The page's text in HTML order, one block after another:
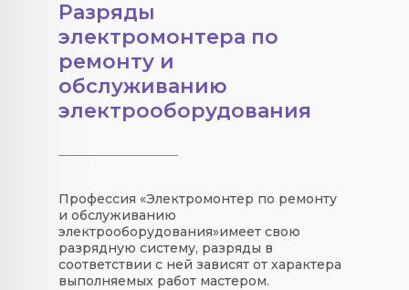
Разряды
электромонтера по
ремонту и
обслуживанию
электрооборудования
Профессия «Электромонтер по ремонту
и обслуживанию
электрооборудования»имеет свою
разрядную систему, разряды в
соответствии с ней зависят от характера
выполняемых работ мастером.